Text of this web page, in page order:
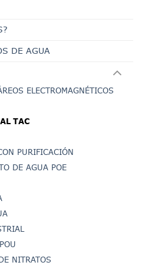
DE AGUA
ELECTROMAGNÉTICOS
TAC
PURIFICACIÓN
DE AGUA POE
NITRATOS